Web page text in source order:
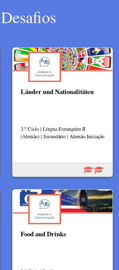
Länder und Nationalitäten
3.º Ciclo | Língua Estrangeira II
(Alemão) | Secundário | Alemão Iniciação
Food and Drinks